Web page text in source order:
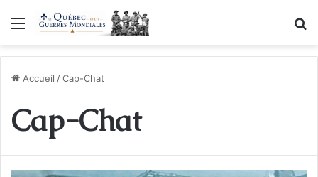
Menu
Accueil /Cap-Chat
Cap-Chat